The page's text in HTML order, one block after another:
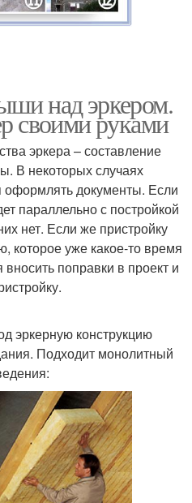
над эркером.
своими руками
эркера – составление
В некоторых случаях
оформлять документы. Если
параллельно с постройкой
нет. Если же пристройку
которое уже какое-то время
вносить поправки в проект и
эркерную конструкцию
Подходит монолитный